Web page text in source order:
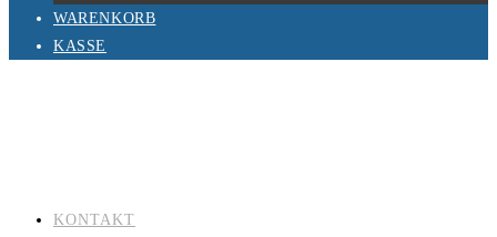
WARENKORB
KASSE
KONTAKT